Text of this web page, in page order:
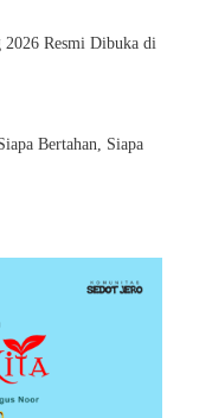
Resmi Dibuka di
Bertahan, Siapa